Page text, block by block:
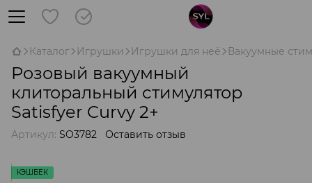
Каталог Игрушки Игрушки для неё Вакуумные
Розовый вакуумный
клиторальный стимулятор
Satisfyer Curvy 2+
Артикул: SO3782 Оставить отзыв
КЭШБЕК